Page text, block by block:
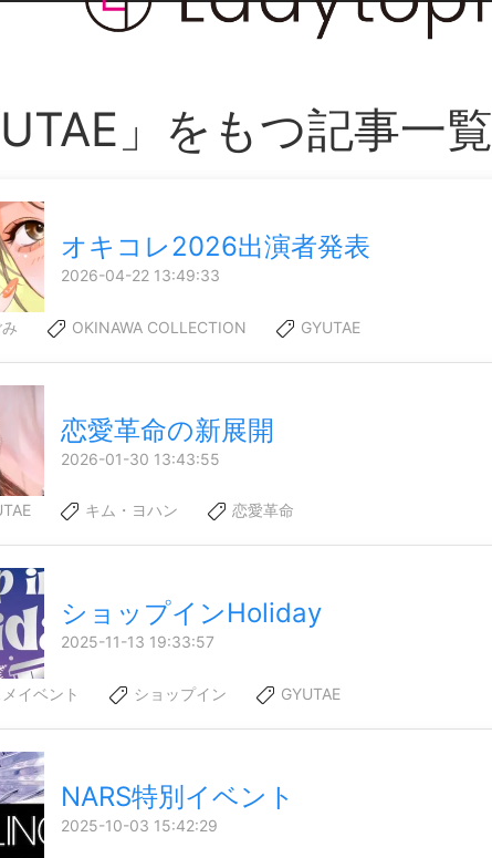
」をもつ記事一覧
オキコレ2026出演者発表
2026-04-22 13:49:33
OKINAWA COLLECTION GYUTAE
恋愛革命の新展開
2026-01-30 13:43:55
キム・ヨハン 恋愛革命
ショップインHoliday
2025-11-13 19:33:57
イベント ショップイン GYUTAE
NARS特別イベント
2025-10-03 15:42:29